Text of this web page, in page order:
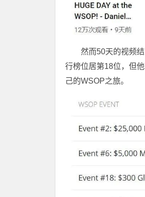
然而50天的视频
行榜位居第18位，但
己的WSOP之旅。